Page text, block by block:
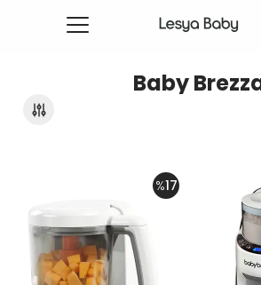
Baby
%17